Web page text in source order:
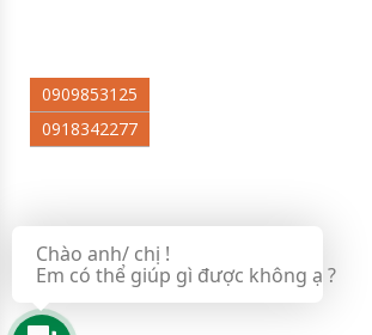
0909853125
0918342277
Chào anh/ chị !
Em có thể giúp gì được không ạ ?